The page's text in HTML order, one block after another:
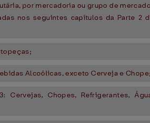
por mercadoria ou grupo de
nos seguintes capítulos da Parte 2
Alcoólicas, exceto Cerveja e
Chopes, Refrigerantes,